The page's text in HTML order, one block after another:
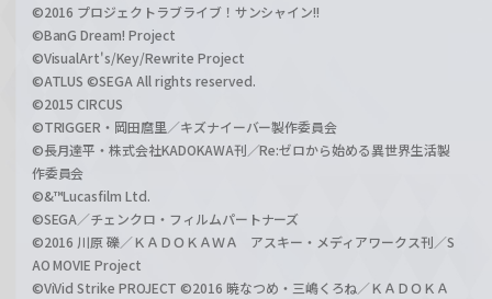
©2016 プロジェクトラブライブ！サンシャイン!!
©BanG Dream! Project
©VisualArt's/Key/Rewrite Project
©ATLUS ©SEGA All rights reserved.
©2015 CIRCUS
©TRIGGER・岡田麿里／キズナイーバー製作委員会
©長月達平・株式会社KADOKAWA刊／Re:ゼロから始める異世界生活製
作委員会
©&™Lucasfilm Ltd.
©SEGA／チェンクロ・フィルムパートナーズ
©2016 川原 礫／ＫＡＤＯＫＡＷＡ アスキー・メディアワークス刊／S
AO MOVIE Project
©ViVid Strike PROJECT ©2016 暁なつめ・三嶋くろね／ＫＡＤＯＫＡ